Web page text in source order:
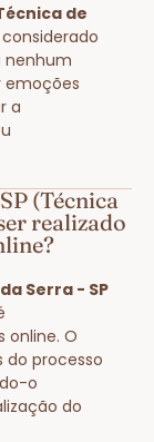
de
nenhum
emoções
a
(Técnica
realizado
Serra - SP
online. O
processo
o
do